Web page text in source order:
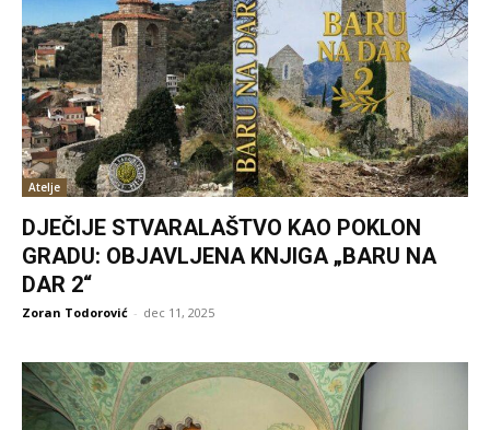
Atelje
DJEČIJE STVARALAŠTVO KAO POKLON
GRADU: OBJAVLJENA KNJIGA „BARU NA
DAR 2“
Zoran Todorović - dec 11, 2025